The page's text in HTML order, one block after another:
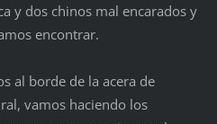
y dos chinos mal encarados y
encontrar.
al borde de la acera de
vamos haciendo los